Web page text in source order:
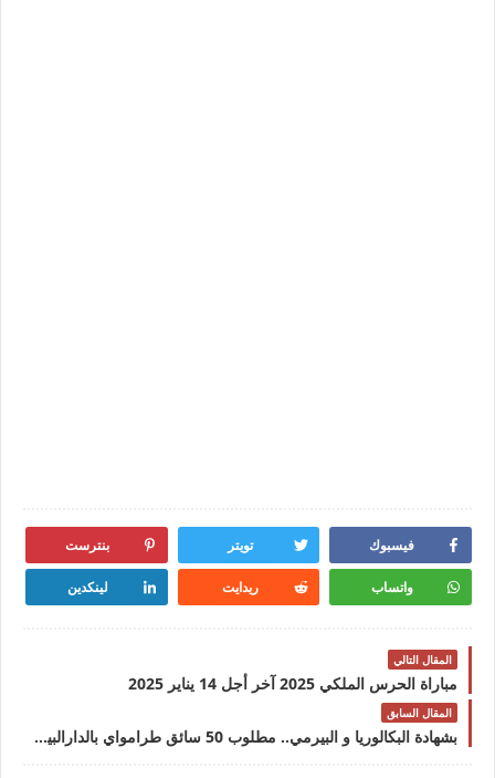
فيسبوك تويتر بنترست
واتساب ريدايت لينكدين
المقال التالي
مباراة الحرس الملكي 2025 آخر أجل 14 يناير 2025
المقال السابق
بشهادة البكالوريا و البيرمي.. مطلوب 50 سائق طرامواي بالدارالبيضاء